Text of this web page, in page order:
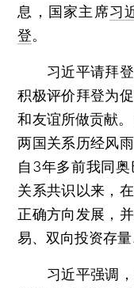
息，国家主席习
登。
习近平请拜登
积极评价拜登为
和友谊所做贡献
两国关系历经风
自3年多前我同
关系共识以来，
正确方向发展，
易、双向投资存
习近平强调，